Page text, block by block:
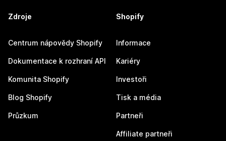
Zdroje
Centrum nápovědy Shopify
Dokumentace k rozhraní API
Komunita Shopify
Blog Shopify
Průzkum
Shopify
Informace
Kariéry
Investoři
Tisk a média
Partneři
Affiliate partneři